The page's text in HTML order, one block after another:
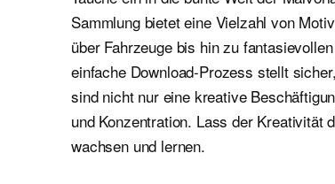
Sammlung bietet eine Vielzahl von
über Fahrzeuge bis hin zu
einfache Download-Prozess stellt
sind nicht nur eine kreative
und Konzentration. Lass der Kreativität
wachsen und lernen.